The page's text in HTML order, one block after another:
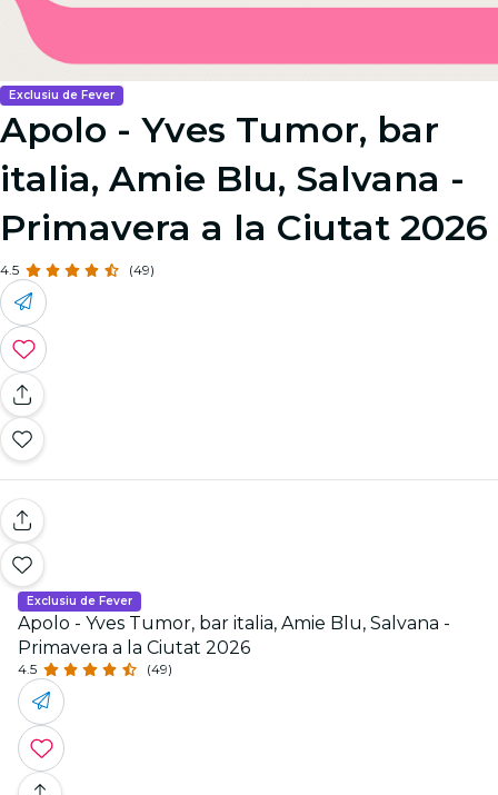
Exclusiu de Fever
Apolo - Yves Tumor, bar
italia, Amie Blu, Salvana -
Primavera a la Ciutat 2026
4.5 (49)
Exclusiu de Fever
Apolo - Yves Tumor, bar italia, Amie Blu, Salvana -
Primavera a la Ciutat 2026
4.5 (49)